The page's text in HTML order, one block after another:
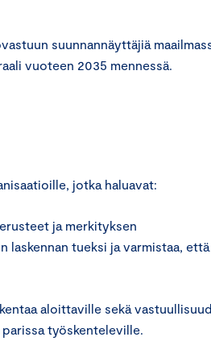
suunnannäyttäjiä
vuoteen 2035 mennessä.
jotka haluavat:
ja merkityksen
laskennan tueksi ja varmistaa,
aloittaville sekä
työskenteleville.